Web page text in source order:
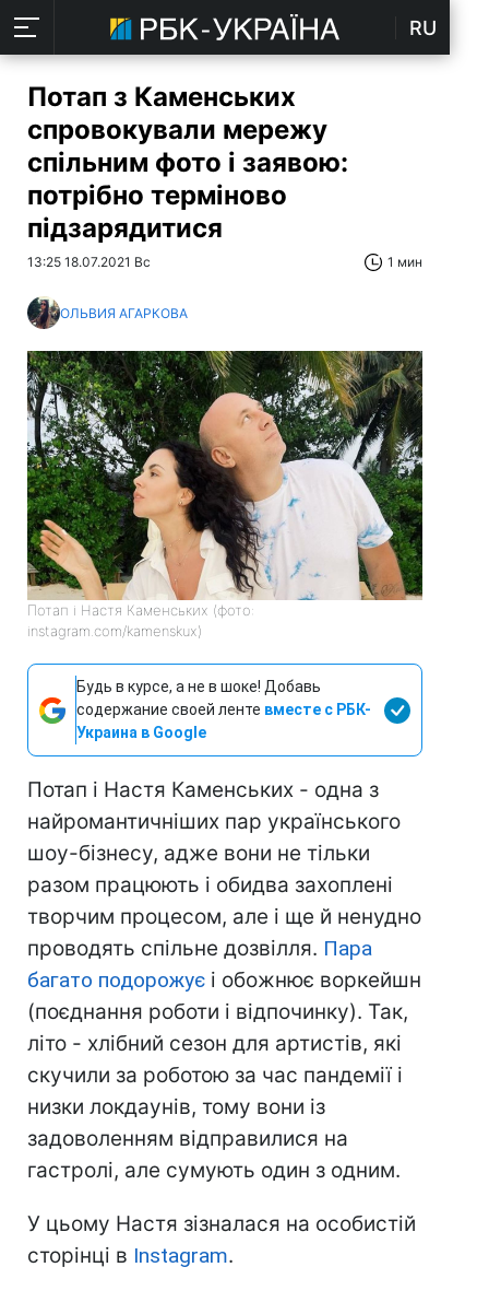
RU
Потап з Каменських
спровокували мережу
спільним фото і заявою:
потрібно терміново
підзарядитися
13:25 18.07.2021 Вс 1 мин
ОЛЬВИЯ АГАРКОВА
Потап і Настя Каменських (фото:
instagram.com/kamenskux)
Будь в курсе, а не в шоке! Добавь
содержание своей ленте вместе с РБК-
Украина в Google
Потап і Настя Каменських - одна з
найромантичніших пар українського
шоу-бізнесу, адже вони не тільки
разом працюють і обидва захоплені
творчим процесом, але і ще й ненудно
проводять спільне дозвілля. Пара
багато подорожує і обожнює воркейшн
(поєднання роботи і відпочинку). Так,
літо - хлібний сезон для артистів, які
скучили за роботою за час пандемії і
низки локдаунів, тому вони із
задоволенням відправилися на
гастролі, але сумують один з одним.
У цьому Настя зізналася на особистій
сторінці в Instagram.